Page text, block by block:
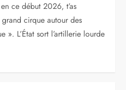
ce début 2026, t’as
cirque autour des
». L’État sort l’artillerie lourde